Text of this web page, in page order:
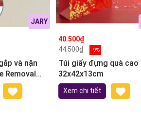
JARY
và nặn
Removal
40.500₫
44.500₫
- 9%
Túi giấy đựng quà cao
32x42x13cm
Xem chi tiết